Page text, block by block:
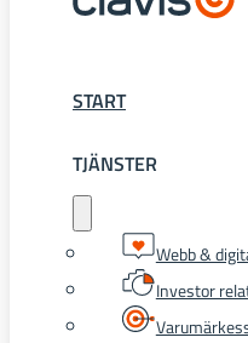
START
TJÄNSTER
Webb &
Investor